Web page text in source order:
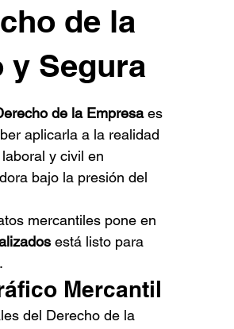
de la
y Segura
de la Empresa es
aplicarla a la realidad
y civil en
bajo la presión del
mercantiles pone en
está listo para
Mercantil
del Derecho de la